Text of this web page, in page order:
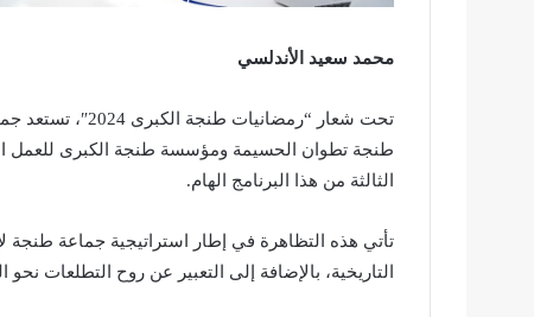
محمد سعيد الأندلسي
تحت شعار
طنجة تطوان الحسيمة ومؤسسة طنجة الكبرى للعمل
الثالثة من هذا البرنامج الهام.
تأتي هذه التظاهرة في إطار استراتيجية جماعة طنجة
التاريخية، بالإضافة إلى التعبير عن روح التطلعات نحو